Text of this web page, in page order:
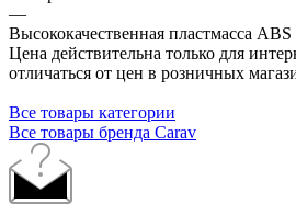
—
Высококачественная пластмасса ABS
Цена действительна только для
отличаться от цен в розничных
Все товары категории
Все товары бренда Carav